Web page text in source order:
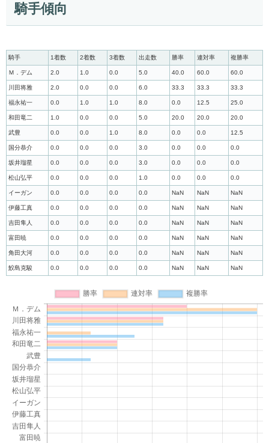
騎手傾向
騎手 1着数 2着数 3着数 出走数 勝率 連対率 複勝率
Ｍ．デム 2.0 1.0 0.0 5.0 40.0 60.0 60.0
川田将雅 2.0 0.0 0.0 6.0 33.3 33.3 33.3
福永祐一 0.0 1.0 1.0 8.0 0.0 12.5 25.0
和田竜二 1.0 0.0 0.0 5.0 20.0 20.0 20.0
武豊 0.0 0.0 1.0 8.0 0.0 0.0 12.5
国分恭介 0.0 0.0 0.0 3.0 0.0 0.0 0.0
坂井瑠星 0.0 0.0 0.0 3.0 0.0 0.0 0.0
松山弘平 0.0 0.0 0.0 1.0 0.0 0.0 0.0
イーガン 0.0 0.0 0.0 0.0 NaN NaN NaN
伊藤工真 0.0 0.0 0.0 0.0 NaN NaN NaN
吉田隼人 0.0 0.0 0.0 0.0 NaN NaN NaN
富田暁 0.0 0.0 0.0 0.0 NaN NaN NaN
角田大河 0.0 0.0 0.0 0.0 NaN NaN NaN
鮫島克駿 0.0 0.0 0.0 0.0 NaN NaN NaN